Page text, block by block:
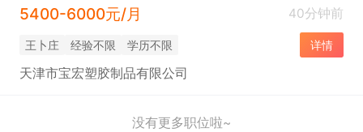
5400-6000元/月
40分钟前
王卜庄 经验不限 学历不限 详情
天津市宝宏塑胶制品有限公司
没有更多职位啦~